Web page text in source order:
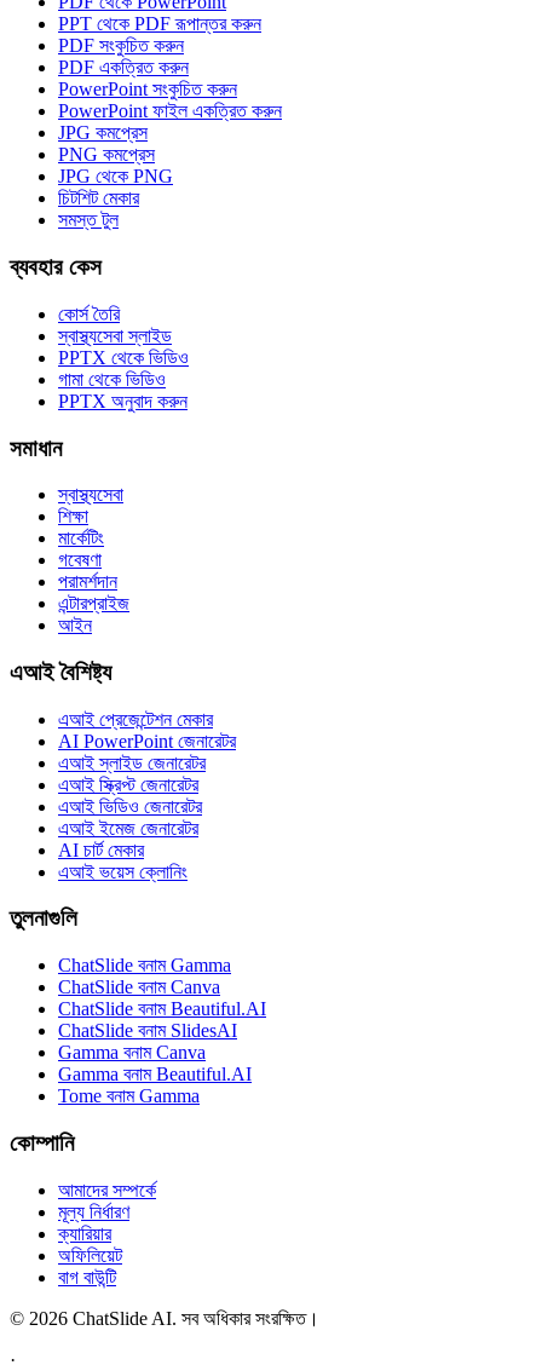
PPT থেকে PDF রূপান্তর করুন
PDF সংকুচিত করুন
PDF একত্রিত করুন
PowerPoint সংকুচিত করুন
PowerPoint ফাইল একত্রিত করুন
JPG কমপ্রেস
PNG কমপ্রেস
JPG থেকে PNG
চিটশিট মেকার
সমস্ত টুল
ব্যবহার কেস
কোর্স তৈরি
স্বাস্থ্যসেবা স্লাইড
PPTX থেকে ভিডিও
গামা থেকে ভিডিও
PPTX অনুবাদ করুন
সমাধান
স্বাস্থ্যসেবা
শিক্ষা
মার্কেটিং
গবেষণা
পরামর্শদান
এন্টারপ্রাইজ
আইন
এআই বৈশিষ্ট্য
এআই প্রেজেন্টেশন মেকার
AI PowerPoint জেনারেটর
এআই স্লাইড জেনারেটর
এআই স্ক্রিপ্ট জেনারেটর
এআই ভিডিও জেনারেটর
এআই ইমেজ জেনারেটর
AI চার্ট মেকার
এআই ভয়েস ক্লোনিং
তুলনাগুলি
ChatSlide বনাম Gamma
ChatSlide বনাম Canva
ChatSlide বনাম Beautiful.AI
ChatSlide বনাম SlidesAI
Gamma বনাম Canva
Gamma বনাম Beautiful.AI
Tome বনাম Gamma
কোম্পানি
আমাদের সম্পর্কে
মূল্য নির্ধারণ
ক্যারিয়ার
অফিলিয়েট
বাগ বাউন্টি
© 2026 ChatSlide AI. সব অধিকার সংরক্ষিত।
·